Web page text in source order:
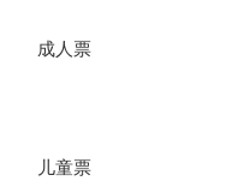
成人票
儿童票